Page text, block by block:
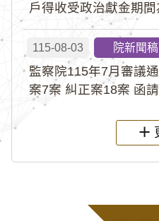
戶得收受政治獻金期間
115-08-03 院新聞稿
監察院115年7月審議
案7案 糾正案18案 函